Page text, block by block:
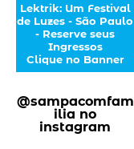
Lektrik: Um Festival
de Luzes - São Paulo
- Reserve seus
Ingressos
Clique no Banner
@sampacomfam
ilia no
instagram